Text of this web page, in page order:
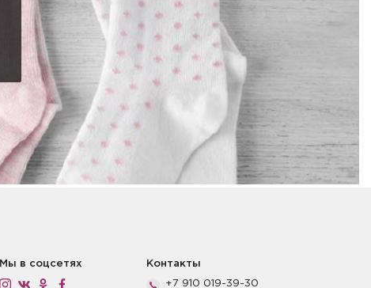
Мы в соцсетях Контакты
+7 910 019-39-30